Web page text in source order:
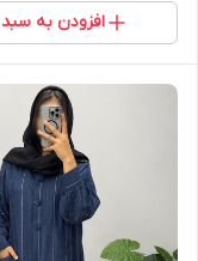
افزودن به سبد